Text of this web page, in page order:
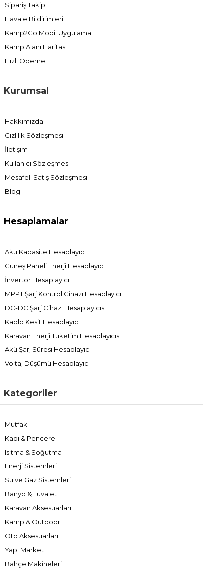
Sipariş Takip
Havale Bildirimleri
Kamp2Go Mobil Uygulama
Kamp Alanı Haritası
Hızlı Ödeme
Kurumsal
Hakkımızda
Gizlilik Sözleşmesi
İletişim
Kullanıcı Sözleşmesi
Mesafeli Satış Sözleşmesi
Blog
Hesaplamalar
Akü Kapasite Hesaplayıcı
Güneş Paneli Enerji Hesaplayıcı
İnvertör Hesaplayıcı
MPPT Şarj Kontrol Cihazı Hesaplayıcı
DC-DC Şarj Cihazı Hesaplayıcısı
Kablo Kesit Hesaplayıcı
Karavan Enerji Tüketim Hesaplayıcısı
Akü Şarj Süresi Hesaplayıcı
Voltaj Düşümü Hesaplayıcı
Kategoriler
Mutfak
Kapı & Pencere
Isıtma & Soğutma
Enerji Sistemleri
Su ve Gaz Sistemleri
Banyo & Tuvalet
Karavan Aksesuarları
Kamp & Outdoor
Oto Aksesuarları
Yapı Market
Bahçe Makineleri